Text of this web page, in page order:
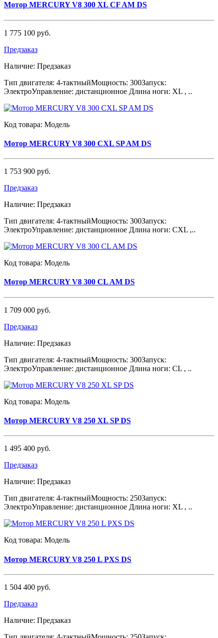
Мотор MERCURY V8 300 XL CF AM DS
1 775 100 руб.
Предзаказ
Наличие: Предзаказ
Тип двигателя: 4-тактныйМощность: 300Запуск:
ЭлектроУправление: дистанционное Длина ноги: XL , ..
Код товара: Модель
Мотор MERCURY V8 300 CXL SP AM DS
1 753 900 руб.
Предзаказ
Наличие: Предзаказ
Тип двигателя: 4-тактныйМощность: 300Запуск:
ЭлектроУправление: дистанционное Длина ноги: CXL ,..
Код товара: Модель
Мотор MERCURY V8 300 CL AM DS
1 709 000 руб.
Предзаказ
Наличие: Предзаказ
Тип двигателя: 4-тактныйМощность: 300Запуск:
ЭлектроУправление: дистанционное Длина ноги: CL , ..
Код товара: Модель
Мотор MERCURY V8 250 XL SP DS
1 495 400 руб.
Предзаказ
Наличие: Предзаказ
Тип двигателя: 4-тактныйМощность: 250Запуск:
ЭлектроУправление: дистанционное Длина ноги: XL , ..
Код товара: Модель
Мотор MERCURY V8 250 L PXS DS
1 504 400 руб.
Предзаказ
Наличие: Предзаказ